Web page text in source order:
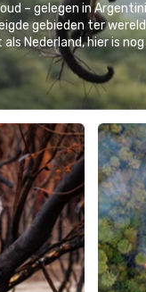
– gelegen in
gebieden ter
Nederland, hier is